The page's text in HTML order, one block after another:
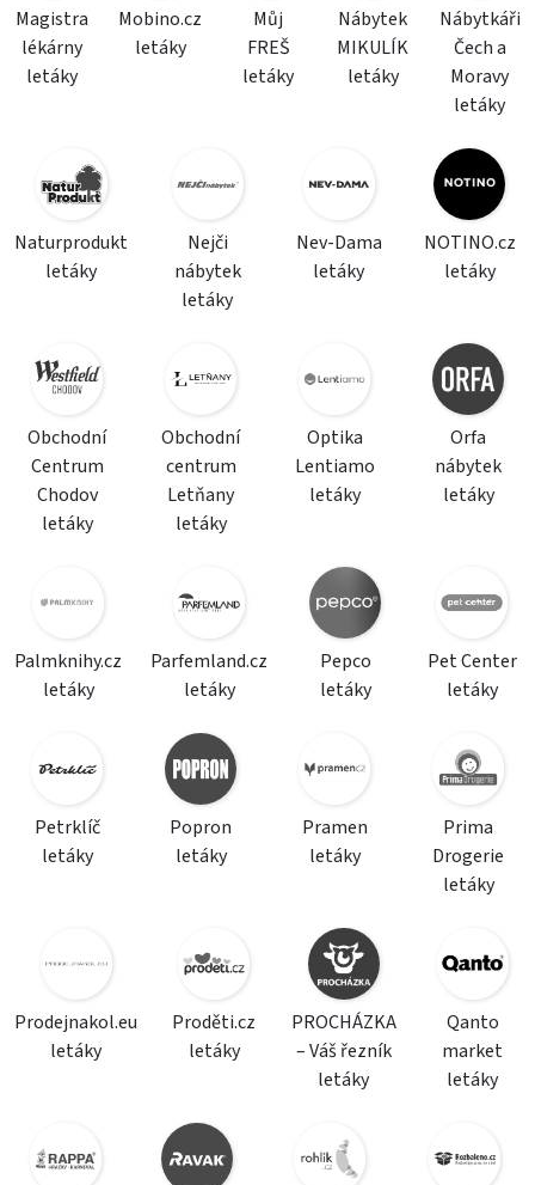
Magistra
lékárny
letáky
Mobino.cz
letáky
Můj
FREŠ
letáky
Nábytek
MIKULÍK
letáky
Nábytkáři
Čech a
Moravy
letáky
Naturprodukt
letáky
Nejči
nábytek
letáky
Nev-Dama
letáky
NOTINO.cz
letáky
Obchodní
Centrum
Chodov
letáky
Obchodní
centrum
Letňany
letáky
Optika
Lentiamo
letáky
Orfa
nábytek
letáky
Palmknihy.cz
letáky
Parfemland.cz
letáky
Pepco
letáky
Pet Center
letáky
Petrklíč
letáky
Popron
letáky
Pramen
letáky
Prima
Drogerie
letáky
Prodejnakol.eu
letáky
Proděti.cz
letáky
PROCHÁZKA
– Váš řezník
letáky
Qanto
market
letáky